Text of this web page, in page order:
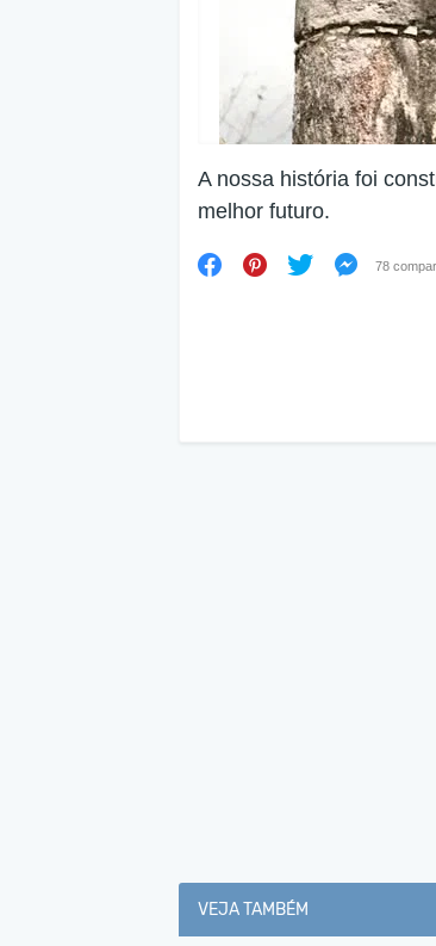
A nossa história foi
melhor futuro.
78
VEJA TAMBÉM